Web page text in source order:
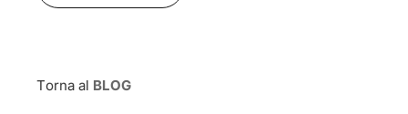
Torna al BLOG